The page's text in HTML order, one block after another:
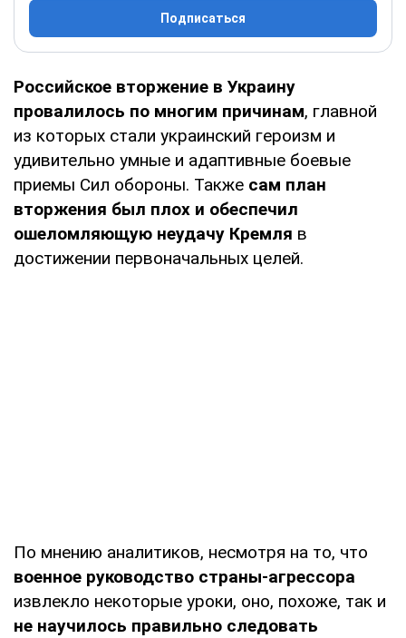
Подписаться
Российское вторжение в Украину
провалилось по многим причинам, главной
из которых стали украинский героизм и
удивительно умные и адаптивные боевые
приемы Сил обороны. Также сам план
вторжения был плох и обеспечил
ошеломляющую неудачу Кремля в
достижении первоначальных целей.
По мнению аналитиков, несмотря на то, что
военное руководство страны-агрессора
извлекло некоторые уроки, оно, похоже, так и
не научилось правильно следовать